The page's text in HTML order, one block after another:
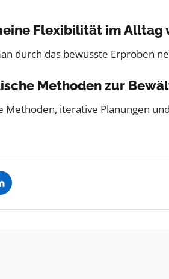
Flexibilität im Alltag
durch das bewusste Erproben
Methoden zur
Methoden, iterative Planungen